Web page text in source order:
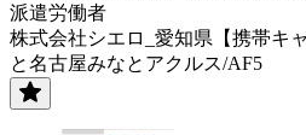
派遣労働者
株式会社シエロ_愛知県【携帯キ
と名古屋みなとアクルス/AF5